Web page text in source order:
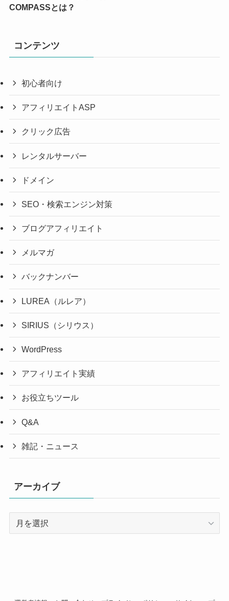
COMPASSとは？
コンテンツ
初心者向け
アフィリエイトASP
クリック広告
レンタルサーバー
ドメイン
SEO・検索エンジン対策
ブログアフィリエイト
メルマガ
バックナンバー
LUREA（ルレア）
SIRIUS（シリウス）
WordPress
アフィリエイト実績
お役立ちツール
Q&A
雑記・ニュース
アーカイブ